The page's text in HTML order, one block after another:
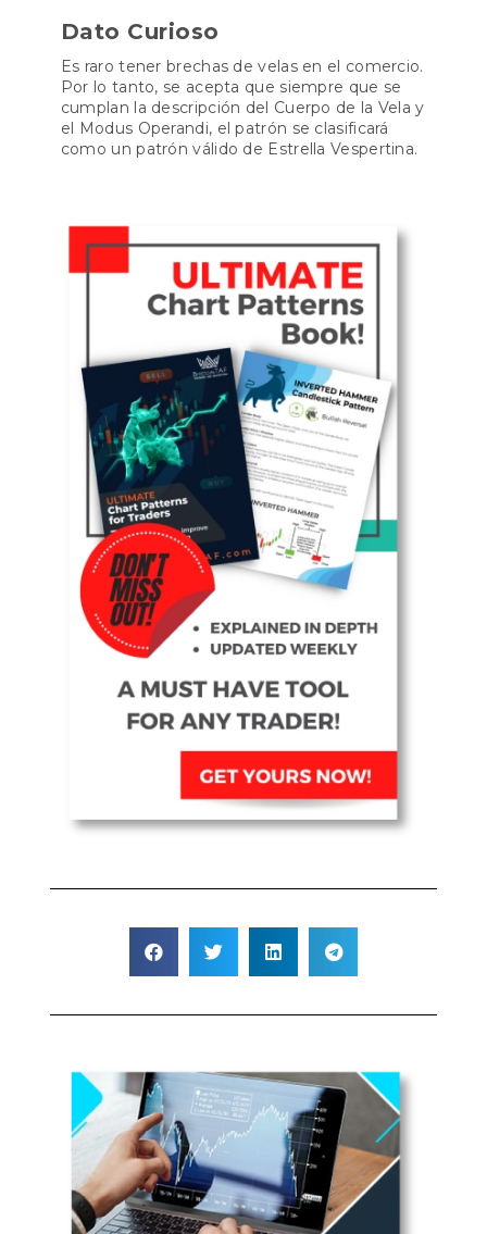
Dato Curioso
Es raro tener brechas de velas en el comercio.
Por lo tanto, se acepta que siempre que se
cumplan la descripción del Cuerpo de la Vela y
el Modus Operandi, el patrón se clasificará
como un patrón válido de Estrella Vespertina.